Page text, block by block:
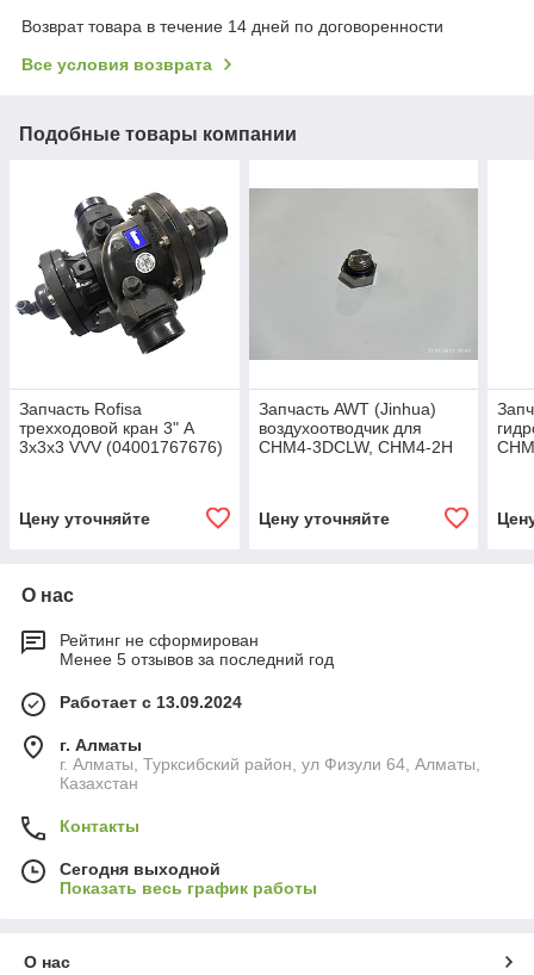
Возврат товара в течение 14 дней по договоренности
Все условия возврата
Подобные товары компании
Запчасть Rofisa
трехходовой кран 3" A
3x3x3 VVV (04001767676)
Цену уточняйте
Запчасть AWT (Jinhua)
воздухоотводчик для
CHM4-3DCLW, CHM4-2H
Цену уточняйте
О нас
Рейтинг не сформирован
Менее 5 отзывов за последний год
Работает с 13.09.2024
г. Алматы
г. Алматы, Турксибский район, ул Физули 64, Алматы,
Казахстан
Контакты
Сегодня выходной
Показать весь график работы
О нас